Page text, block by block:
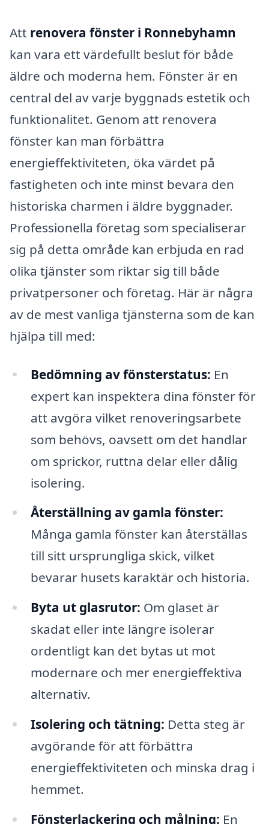
Att renovera fönster i Ronnebyhamn
kan vara ett värdefullt beslut för både
äldre och moderna hem. Fönster är en
central del av varje byggnads estetik och
funktionalitet. Genom att renovera
fönster kan man förbättra
energieffektiviteten, öka värdet på
fastigheten och inte minst bevara den
historiska charmen i äldre byggnader.
Professionella företag som specialiserar
sig på detta område kan erbjuda en rad
olika tjänster som riktar sig till både
privatpersoner och företag. Här är några
av de mest vanliga tjänsterna som de kan
hjälpa till med:
Bedömning av fönsterstatus: En
expert kan inspektera dina fönster för
att avgöra vilket renoveringsarbete
som behövs, oavsett om det handlar
om sprickor, ruttna delar eller dålig
isolering.
Återställning av gamla fönster:
Många gamla fönster kan återställas
till sitt ursprungliga skick, vilket
bevarar husets karaktär och historia.
Byta ut glasrutor: Om glaset är
skadat eller inte längre isolerar
ordentligt kan det bytas ut mot
modernare och mer energieffektiva
alternativ.
Isolering och tätning: Detta steg är
avgörande för att förbättra
energieffektiviteten och minska drag i
hemmet.
Fönsterlackering och målning: En